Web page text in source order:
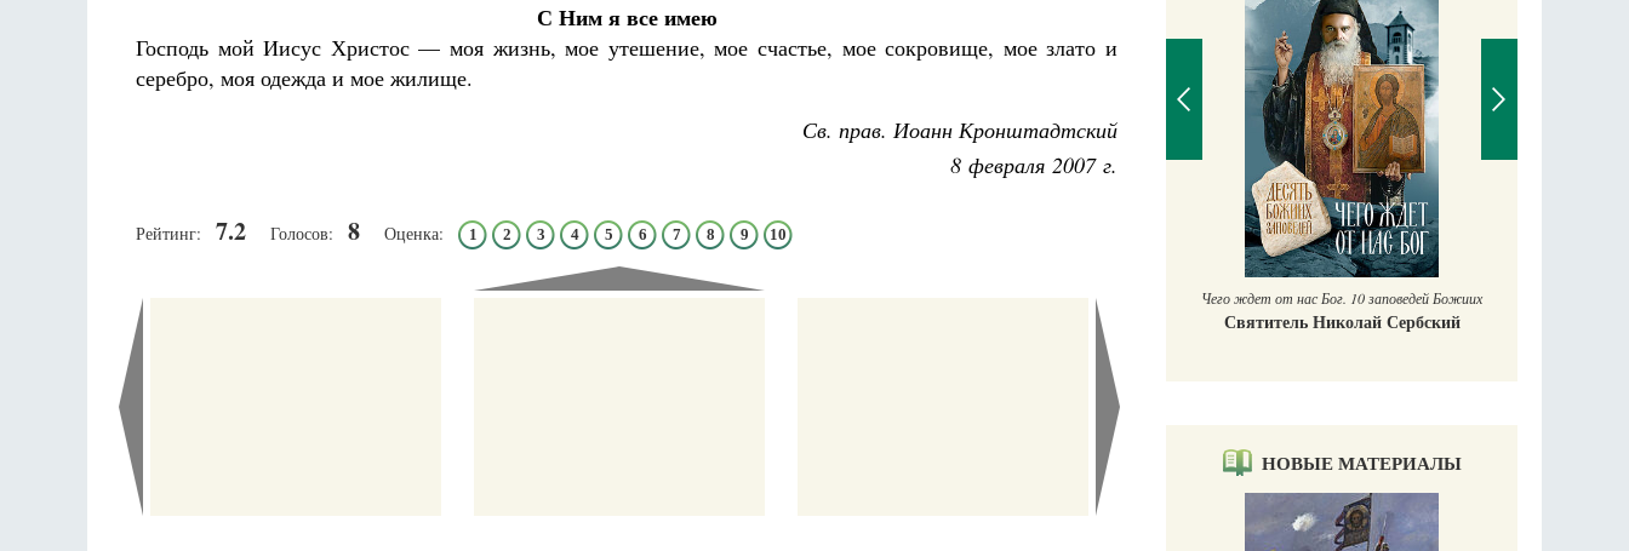
С Ним я все имею
Господь мой Иисус Христос — моя жизнь, мое утешение, мое счастье, мое сокровище, мое злато и
серебро, моя одежда и мое жилище.
Св. прав. Иоанн Кронштадтский
8 февраля 2007 г.
Рейтинг: 7.2 Голосов: 8 Оценка: 1 2 3 4 5 6 7 8 9 10
Чего ждет от нас Бог. 10 заповедей Божиих
Святитель Николай Сербский
НОВЫЕ МАТЕРИАЛЫ